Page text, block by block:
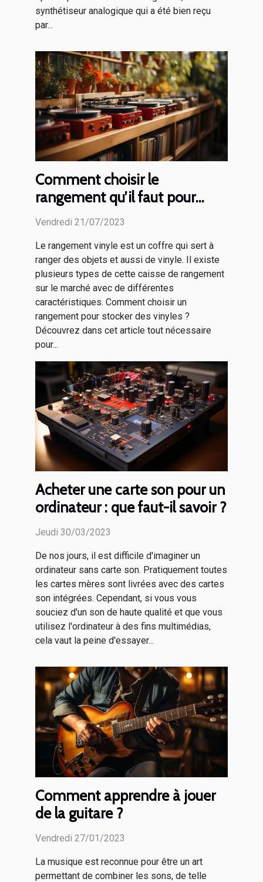
synthétiseur analogique qui a été bien reçu
par...
Comment choisir le
rangement qu’il faut pour
ranger vos vinyles ?
Vendredi 21/07/2023
Le rangement vinyle est un coffre qui sert à
ranger des objets et aussi de vinyle. Il existe
plusieurs types de cette caisse de rangement
sur le marché avec de différentes
caractéristiques. Comment choisir un
rangement pour stocker des vinyles ?
Découvrez dans cet article tout nécessaire
pour...
Acheter une carte son pour un
ordinateur : que faut-il savoir ?
Jeudi 30/03/2023
De nos jours, il est difficile d'imaginer un
ordinateur sans carte son. Pratiquement toutes
les cartes mères sont livrées avec des cartes
son intégrées. Cependant, si vous vous
souciez d'un son de haute qualité et que vous
utilisez l'ordinateur à des fins multimédias,
cela vaut la peine d'essayer...
Comment apprendre à jouer
de la guitare ?
Vendredi 27/01/2023
La musique est reconnue pour être un art
permettant de combiner les sons, de telle